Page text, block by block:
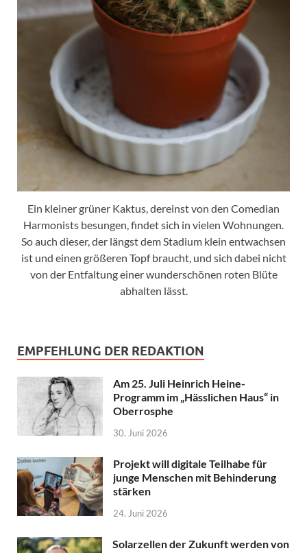
Ein kleiner grüner Kaktus, dereinst von den Comedian
Harmonists besungen, findet sich in vielen Wohnungen.
So auch dieser, der längst dem Stadium klein entwachsen
ist und einen größeren Topf braucht, und sich dabei nicht
von der Entfaltung einer wunderschönen roten Blüte
abhalten lässt.
EMPFEHLUNG DER REDAKTION
Am 25. Juli Heinrich Heine-
Programm im „Hässlichen Haus“ in
Oberrosphe
30. Juni 2026
Projekt will digitale Teilhabe für
junge Menschen mit Behinderung
stärken
24. Juni 2026
Solarzellen der Zukunft werden von